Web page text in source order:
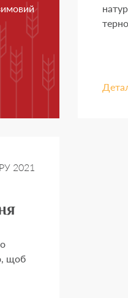
2021
щоб